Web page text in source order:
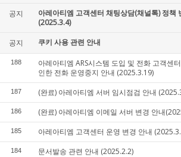
공지
아레아티엠 고객센터 채팅상담(채널톡) 정책
(2025.3.4)
공지 쿠키 사용 관련 안내
188
아레아티엠 ARS시스템 도입 및 전화 고객센
인한 전화 운영중지 안내 (2025.3.19)
187 (완료) 아레아티엠 서버 임시점검 안내
186 (완료) 아레아티엠 이메일 서버 변경 안내
185 아레아티엠 고객센터 운영 변경 안내
184 문서발송 관련 안내 (2025.2.2)